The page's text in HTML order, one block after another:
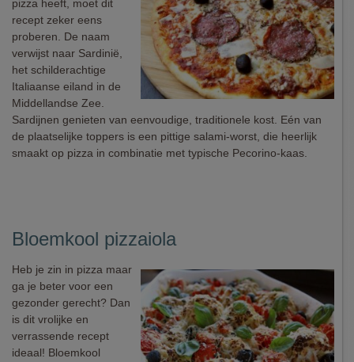
pizza heeft, moet dit
recept zeker eens
proberen. De naam
verwijst naar Sardinië,
het schilderachtige
Italiaanse eiland in de
Middellandse Zee.
Sardijnen genieten van eenvoudige, traditionele kost. Eén van
de plaatselijke toppers is een pittige salami-worst, die heerlijk
smaakt op pizza in combinatie met typische Pecorino-kaas.
Bloemkool pizzaiola
Heb je zin in pizza maar
ga je beter voor een
gezonder gerecht? Dan
is dit vrolijke en
verrassende recept
ideaal! Bloemkool